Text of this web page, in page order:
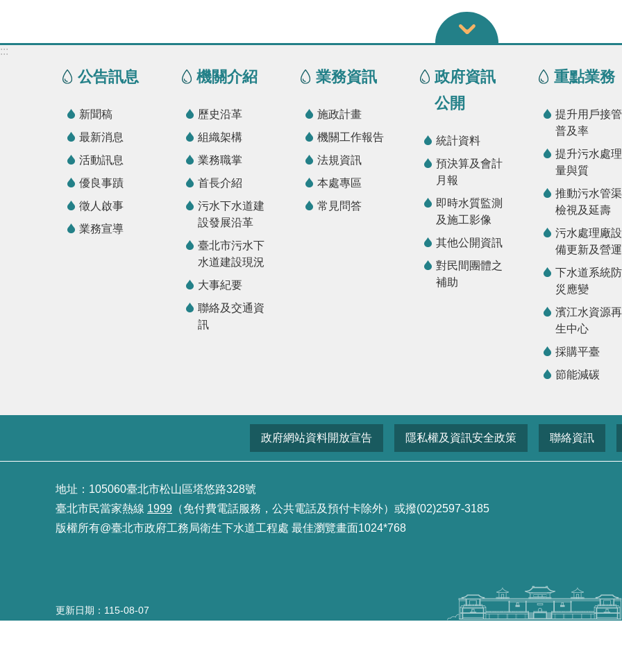
:::
公告訊息
新聞稿
最新消息
活動訊息
優良事蹟
徵人啟事
業務宣導
機關介紹
歷史沿革
組織架構
業務職掌
首長介紹
污水下水道建
設發展沿革
臺北市污水下
水道建設現況
大事紀要
聯絡及交通資
訊
業務資訊
施政計畫
機關工作報告
法規資訊
本處專區
常見問答
政府資訊
公開
統計資料
預決算及會計
月報
即時水質監測
及施工影像
其他公開資訊
對民間團體之
補助
重點業務
提升用戶接管
普及率
提升污水處理
量與質
推動污水管渠
檢視及延壽
污水處理廠設
備更新及營運
下水道系統防
災應變
濱江水資源再
生中心
採購平臺
節能減碳
政府網站資料開放宣告 隱私權及資訊安全政策 聯絡資訊
地址：105060臺北市松山區塔悠路328號
臺北市民當家熱線 1999 （免付費電話服務，公共電話及預付卡除外）或撥(02)2597-3185
版權所有@臺北市政府工務局衛生下水道工程處 最佳瀏覽畫面1024*768
更新日期 115-08-07